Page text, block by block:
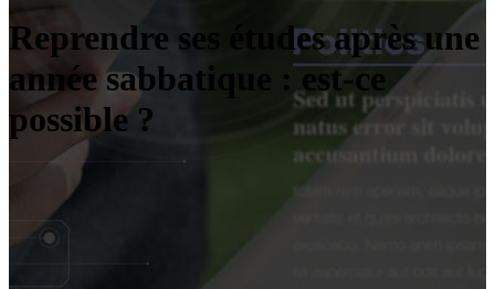
Reprendre ses études après une
année sabbatique : est-ce
possible ?